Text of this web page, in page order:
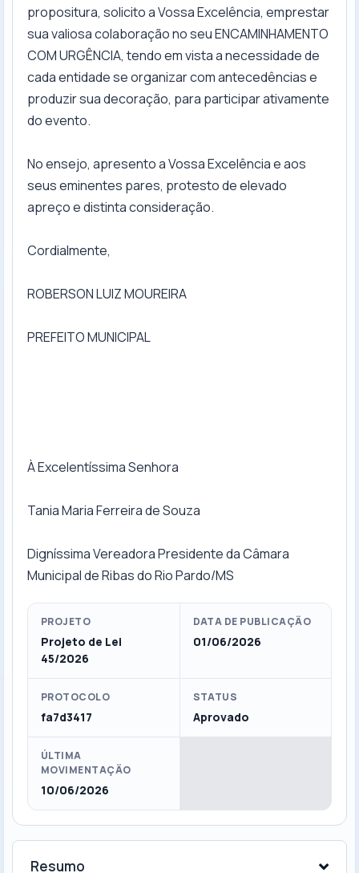
propositura, solicito a Vossa Excelência, emprestar
sua valiosa colaboração no seu ENCAMINHAMENTO
COM URGÊNCIA, tendo em vista a necessidade de
cada entidade se organizar com antecedências e
produzir sua decoração, para participar ativamente
do evento.
No ensejo, apresento a Vossa Excelência e aos
seus eminentes pares, protesto de elevado
apreço e distinta consideração.
Cordialmente,
ROBERSON LUIZ MOUREIRA
PREFEITO MUNICIPAL
À Excelentíssima Senhora
Tania Maria Ferreira de Souza
Digníssima Vereadora Presidente da Câmara
Municipal de Ribas do Rio Pardo/MS
PROJETO
Projeto de Lei
45/2026
DATA DE PUBLICAÇÃO
01/06/2026
PROTOCOLO
fa7d3417
STATUS
Aprovado
ÚLTIMA
MOVIMENTAÇÃO
10/06/2026
Resumo